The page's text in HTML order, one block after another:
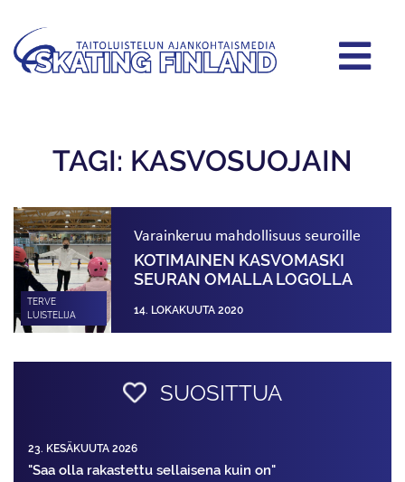
TAGI: KASVOSUOJAIN
TERVE
LUISTELIJA
Varainkeruu mahdollisuus seuroille
KOTIMAINEN KASVOMASKI
SEURAN OMALLA LOGOLLA
14. LOKAKUUTA 2020
SUOSITTUA
23. KESÄKUUTA 2026
"Saa olla rakastettu sellaisena kuin on"